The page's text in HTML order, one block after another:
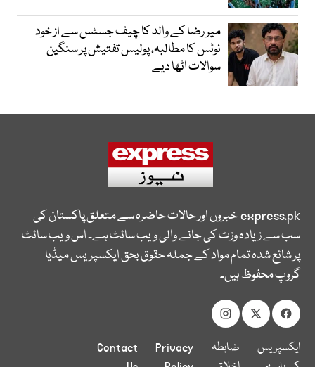
میر رضا کے والد کا چیف جسٹس سے از خود
نوٹس کا مطالبہ، پولیس تفتیش پر سنگین
سوالات اٹھا دیے
express.pkخبروں اور حالات حاضرہ سے متعلق پاکستان کی
سب سے زیادہ وزٹ کی جانے والی ویب سائٹ ہے۔ اس ویب سائٹ
پر شائع شدہ تمام مواد کے جملہ حقوق بحق ایکسپریس میڈیا
گروپ محفوظ ہیں۔
ایکسپریس ضابطہ Privacy
Contact